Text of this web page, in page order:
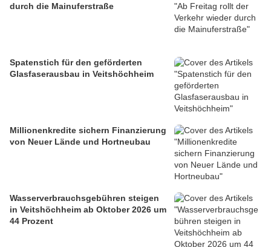
durch die Mainuferstraße
Spatenstich für den geförderten
Glasfaserausbau in Veitshöchheim
Millionenkredite sichern Finanzierung
von Neuer Lände und Hortneubau
Wasserverbrauchsgebühren steigen
in Veitshöchheim ab Oktober 2026 um
44 Prozent